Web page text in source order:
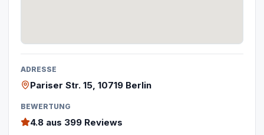
ADRESSE
Pariser Str. 15, 10719 Berlin
BEWERTUNG
4.8 aus 399 Reviews